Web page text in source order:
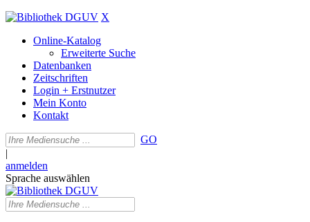
X
Online-Katalog
Erweiterte Suche
Datenbanken
Zeitschriften
Login + Erstnutzer
Mein Konto
Kontakt
GO
|
anmelden
Sprache auswählen